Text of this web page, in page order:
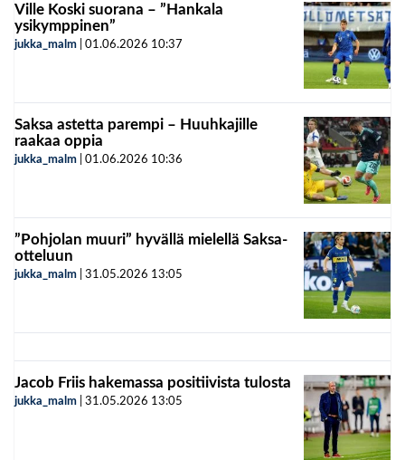
Ville Koski suorana – ”Hankala
ysikymppinen”
jukka_malm 01.06.2026 10:37
Saksa astetta parempi – Huuhkajille
raakaa oppia
jukka_malm 01.06.2026 10:36
”Pohjolan muuri” hyvällä mielellä Saksa-
otteluun
jukka_malm 31.05.2026 13:05
Jacob Friis hakemassa positiivista tulosta
jukka_malm 31.05.2026 13:05